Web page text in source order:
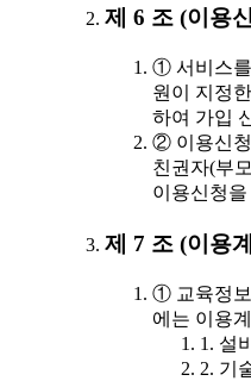
제 6 조 (이용
① 서비스를
원이 지정
하여 가입
② 이용신청
친권자(부
이용신청
제 7 조 (이용
① 교육정보
에는 이용
1. 설
2. 기